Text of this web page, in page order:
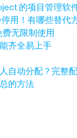
的项目管理软
用！有哪些替代
无限制使用
齐全易上手
自动分配？完整
的方法